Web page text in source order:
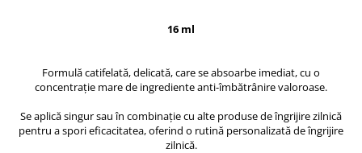
16 ml
Formulă catifelată, delicată, care se absoarbe imediat, cu o
concentrație mare de ingrediente anti-îmbătrânire valoroase.
Se aplică singur sau în combinație cu alte produse de îngrijire zilnică
pentru a spori eficacitatea, oferind o rutină personalizată de îngrijire
zilnică.